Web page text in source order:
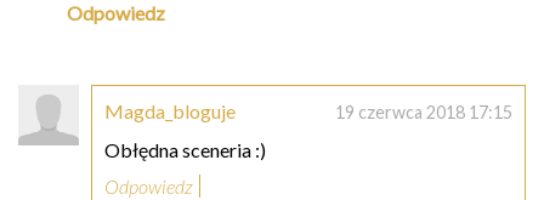
Odpowiedz
Magda_bloguje 19 czerwca 2018 17:15
Obłędna sceneria :)
Odpowiedz